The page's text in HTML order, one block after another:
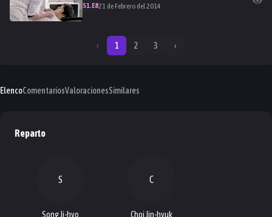
S1.E821 de Febrero del 2014
‹ 1 2 3 ›
ElencoComentariosValoracionesSimilares
Reparto
S
Song Ji-hyo
C
Choi Jin-hyuk